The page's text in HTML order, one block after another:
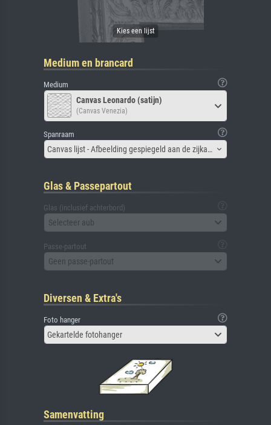
Medium en brancard
Medium
Canvas Leonardo (satijn)
(Canvas Venezia)
Spanraam
Canvas lijst - Afbeelding gespiegeld aan de zijkant
Glas & Passepartout
Glas (inclusief achterbord)
Selecteer aub
Passe-partout
Geen passe-partout
Diversen & Extra's
Foto hanger
Gekartelde fotohanger
Samenvatting